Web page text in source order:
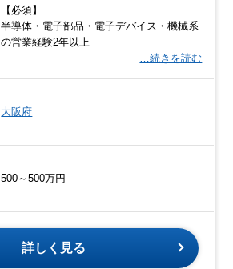
【必須】
半導体・電子部品・電子デバイス・機械系
の営業経験2年以上
…続きを読む
大阪府
500～500万円
詳しく見る